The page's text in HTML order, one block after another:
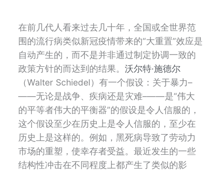
在前几代人看来过去几十年，全国或全世界范
围的流行病类似新冠疫情带来的“大重置”效应是
自动产生的，而不是并非通过制定协调一致的
政策方针的而达到的结果。 沃尔特·施德尔
（Walter Schiedel）有一个假设： 关于暴力–
——无论是战争、疾病还是灾难–——是“伟大
的平等者伟大的平衡器”的假设是令人信服的，
这个假设至少在历史上是令人信服的，至少在
历史上是这样的。例如，黑死病导致了劳动力
市场的重塑，使幸存者受益。最近发生的一些
结构性冲击在不同程度上都产生了类似的影